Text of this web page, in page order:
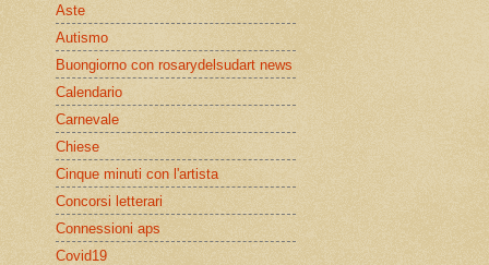
Aste
Autismo
Buongiorno con rosarydelsudart news
Calendario
Carnevale
Chiese
Cinque minuti con l'artista
Concorsi letterari
Connessioni aps
Covid19